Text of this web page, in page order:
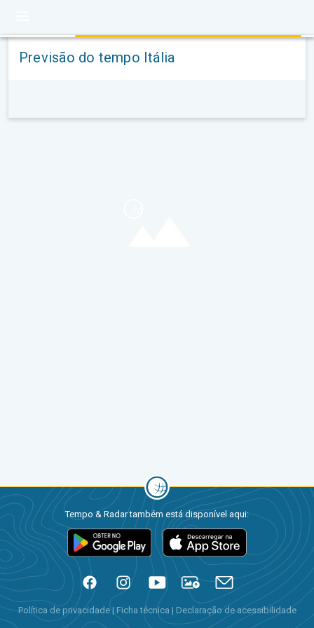
Previsão do tempo Itália
Tempo & Radar também está disponível aqui:
Política de privacidade| Ficha técnica | Declaração de acessibilidade